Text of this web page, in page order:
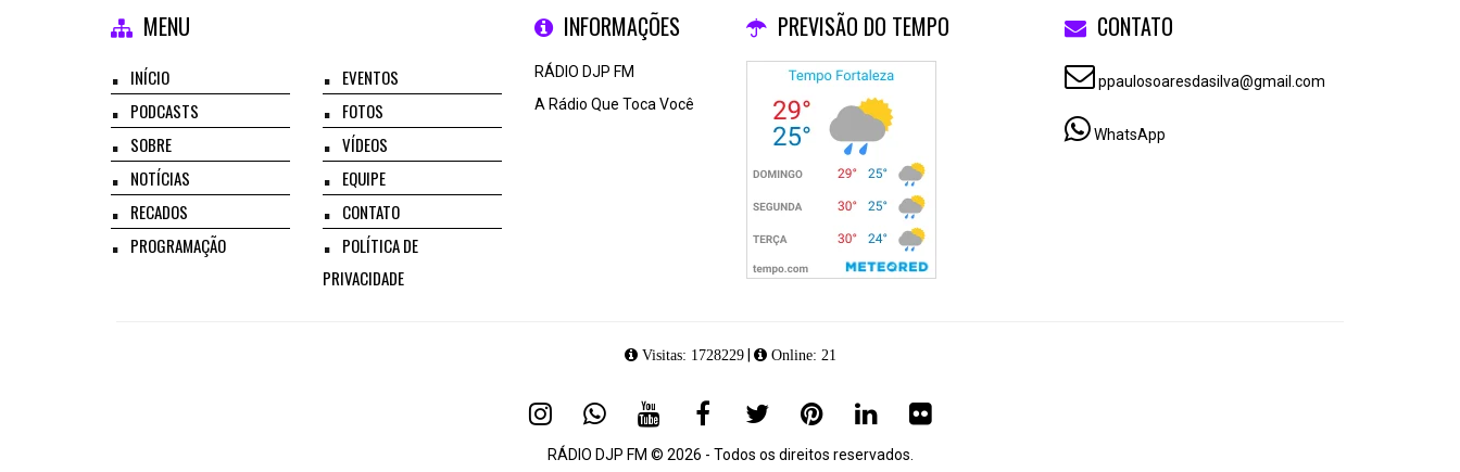
MENU
INÍCIO
PODCASTS
SOBRE
NOTÍCIAS
RECADOS
PROGRAMAÇÃO
EVENTOS
FOTOS
VÍDEOS
EQUIPE
CONTATO
POLÍTICA DE
PRIVACIDADE
INFORMAÇÕES
RÁDIO DJP FM
A Rádio Que Toca Você
PREVISÃO DO TEMPO CONTATO
ppaulosoaresdasilva@gmail.com
WhatsApp
Visitas: 1728229| Online: 21
RÁDIO DJP FM © 2026 - Todos os direitos reservados.